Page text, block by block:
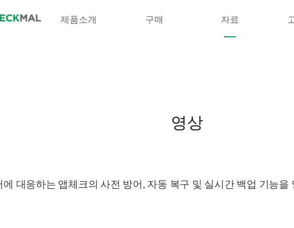
제품소개 구매 자료
영상
대응하는 앱체크의 사전 방어, 자동 복구 및 실시간 백업 기능을